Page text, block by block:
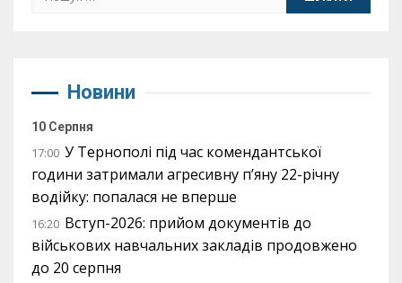
Новини
10 Серпня
17:00 У Тернополі під час комендантської
години затримали агресивну п’яну 22-річну
водійку: попалася не вперше
16:20 Вступ-2026: прийом документів до
військових навчальних закладів продовжено
до 20 серпня